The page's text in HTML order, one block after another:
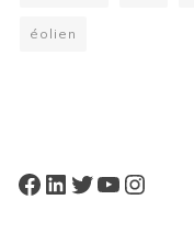
éolien
Facebook
LinkedIn
Twitter
YouTube